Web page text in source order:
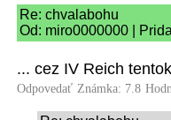
Re: chvalabohu
Od: miro0000000 |
... cez IV Reich
Odpovedať Známka: 7.8